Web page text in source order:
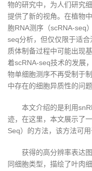
物的研究中，为人们研究
提供了新的视角。在植物
胞RNA测序（scRNA-seq
seq分析，但仅仅限于适
质体制备过程中可能出现
着scRNA-seq技术的发展
物单细胞测序不再受制于
中存在的细胞异质性的问
本文介绍的是利用
迹，在这里，本文展示了
Seq）的方法，该方法可用
获得的高分辨率表达
同细胞类型，描绘了叶肉